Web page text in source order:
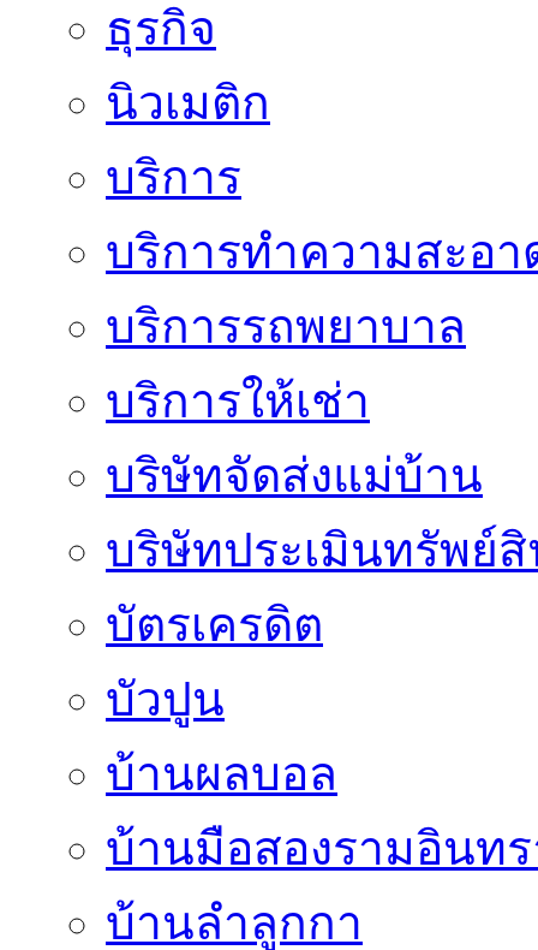
ธุรกิจ
นิวเมติก
บริการ
บริการทำความสะอา
บริการรถพยาบาล
บริการให้เช่า
บริษัทจัดส่งแม่บ้าน
บริษัทประเมินทรัพย์
บัตรเครดิต
บัวปูน
บ้านผลบอล
บ้านมือสองรามอินท
บ้านลำลูกกา